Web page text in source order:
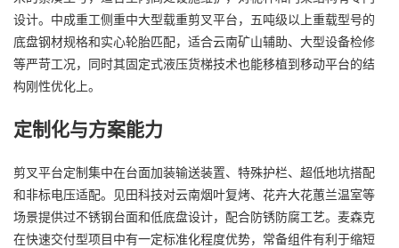
设计。中成重工侧重中大型载重剪叉平台，五吨级以上重载型号的
底盘钢材规格和实心轮胎匹配，适合云南矿山辅助、大型设备检修
等严苛工况，同时其固定式液压货梯技术也能移植到移动平台的结
构刚性优化上。
定制化与方案能力
剪叉平台定制集中在台面加装输送装置、特殊护栏、超低地坑搭配
和非标电压适配。见田科技对云南烟叶复烤、花卉大花蕙兰温室等
场景提供过不锈钢台面和低底盘设计，配合防锈防腐工艺。麦森克
在快速交付型项目中有一定标准化程度优势，常备组件有利于缩短